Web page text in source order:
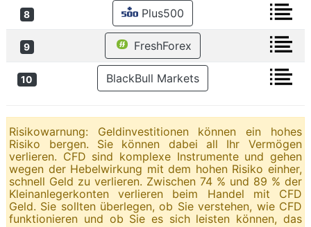
8 Plus500
9 FreshForex
10 BlackBull Markets
Risikowarnung: Geldinvestitionen können ein hohes
Risiko bergen. Sie können dabei all Ihr Vermögen
verlieren. CFD sind komplexe Instrumente und gehen
wegen der Hebelwirkung mit dem hohen Risiko einher,
schnell Geld zu verlieren. Zwischen 74 % und 89 % der
Kleinanlegerkonten verlieren beim Handel mit CFD
Geld. Sie sollten überlegen, ob Sie verstehen, wie CFD
funktionieren und ob Sie es sich leisten können, das